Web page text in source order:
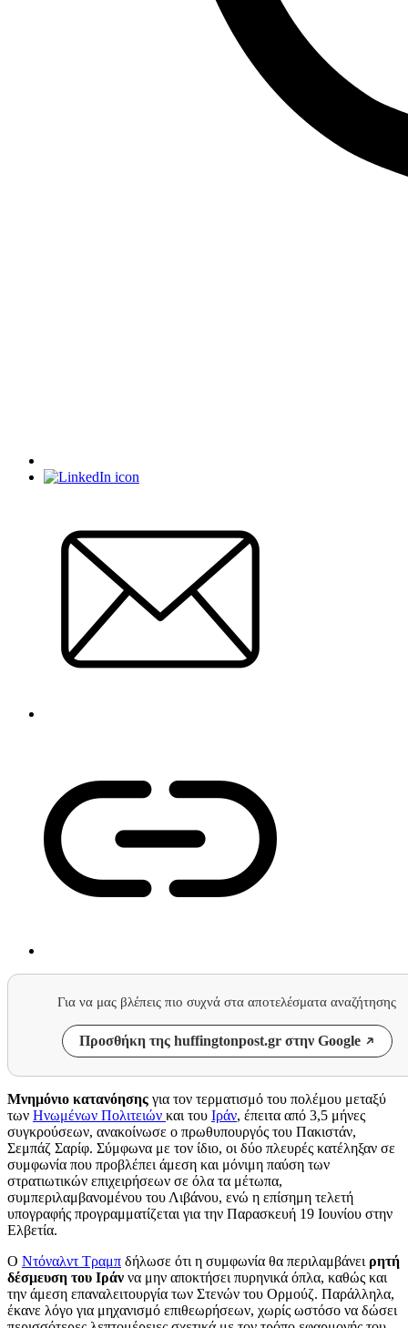
Για να μας βλέπεις πιο συχνά στα αποτελέσματα αναζήτησης
Προσθήκη της huffingtonpost.gr στην Google
Μνημόνιο κατανόησης για τον τερματισμό του πολέμου μεταξύ
των Ηνωμένων Πολιτειών και του Ιράν, έπειτα από 3,5 μήνες
συγκρούσεων, ανακοίνωσε ο πρωθυπουργός του Πακιστάν,
Σεμπάζ Σαρίφ. Σύμφωνα με τον ίδιο, οι δύο πλευρές κατέληξαν σε
συμφωνία που προβλέπει άμεση και μόνιμη παύση των
στρατιωτικών επιχειρήσεων σε όλα τα μέτωπα,
συμπεριλαμβανομένου του Λιβάνου, ενώ η επίσημη τελετή
υπογραφής προγραμματίζεται για την Παρασκευή 19 Ιουνίου στην
Ελβετία.
Ο Ντόναλντ Τραμπ δήλωσε ότι η συμφωνία θα περιλαμβάνει ρητή
δέσμευση του Ιράν να μην αποκτήσει πυρηνικά όπλα, καθώς και
την άμεση επαναλειτουργία των Στενών του Ορμούζ. Παράλληλα,
έκανε λόγο για μηχανισμό επιθεωρήσεων, χωρίς ωστόσο να δώσει